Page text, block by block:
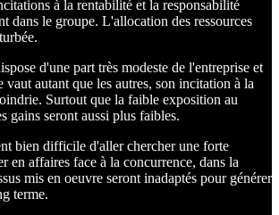
à la rentabilité et la responsabilité
dans le groupe. L'allocation des ressources
d'une part très modeste de l'entreprise et
vaut autant que les autres, son incitation à la
Surtout que la faible exposition au
gains seront aussi plus faibles.
bien difficile d'aller chercher une forte
en affaires face à la concurrence, dans la
mis en oeuvre seront inadaptés pour générer
terme.